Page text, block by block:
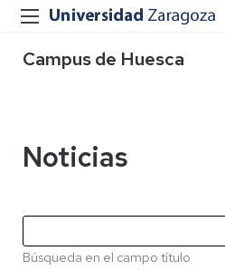
Campus de Huesca
Noticias
Búsqueda en el campo título